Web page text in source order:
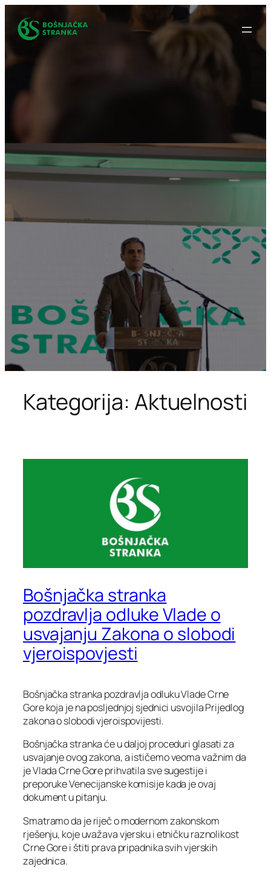
sadržaj
Kategorija: Aktuelnosti
Bošnjačka stranka
pozdravlja odluke Vlade o
usvajanju Zakona o slobodi
vjeroispovjesti
Bošnjačka stranka pozdravlja odluku Vlade Crne
Gore koja je na posljednjoj sjednici usvojila Prijedlog
zakona o slobodi vjeroispovijesti.
Bošnjačka stranka će u daljoj proceduri glasati za
usvajanje ovog zakona, a ističemo veoma važnim da
je Vlada Crne Gore prihvatila sve sugestije i
preporuke Venecijanske komisije kada je ovaj
dokument u pitanju.
Smatramo da je riječ o modernom zakonskom
rješenju, koje uvažava vjersku i etničku raznolikost
Crne Gore i štiti prava pripadnika svih vjerskih
zajednica.